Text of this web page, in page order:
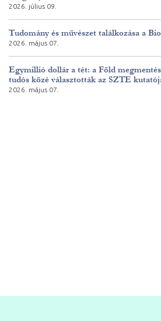
2026. július 09.
Tudomány és művészet találkozása a
2026. május 07.
Egymillió dollár a tét: a Föld
tudós közé választották az SZTE
2026. május 07.